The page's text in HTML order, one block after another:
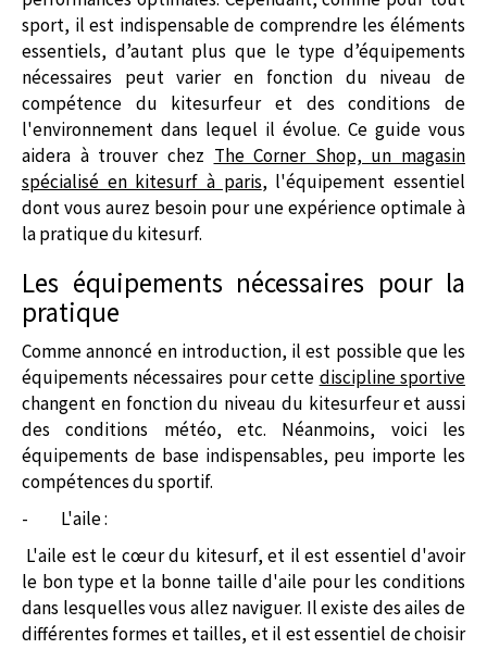
sport, il est indispensable de comprendre les éléments
essentiels, d’autant plus que le type d’équipements
nécessaires peut varier en fonction du niveau de
compétence du kitesurfeur et des conditions de
l'environnement dans lequel il évolue. Ce guide vous
aidera à trouver chez The Corner Shop, un magasin
spécialisé en kitesurf à paris, l'équipement essentiel
dont vous aurez besoin pour une expérience optimale à
la pratique du kitesurf.
Les équipements nécessaires pour la
pratique
Comme annoncé en introduction, il est possible que les
équipements nécessaires pour cette discipline sportive
changent en fonction du niveau du kitesurfeur et aussi
des conditions météo, etc. Néanmoins, voici les
équipements de base indispensables, peu importe les
compétences du sportif.
-
L'aile :
L'aile est le cœur du kitesurf, et il est essentiel d'avoir
le bon type et la bonne taille d'aile pour les conditions
dans lesquelles vous allez naviguer. Il existe des ailes de
différentes formes et tailles, et il est essentiel de choisir